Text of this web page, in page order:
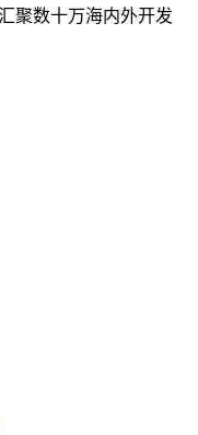
聚数十万海内外开发